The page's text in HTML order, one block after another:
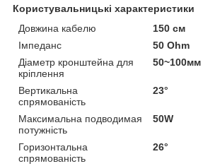
Користувальницькі характеристики
Довжина кабелю
150 см
Імпеданс
50 Ohm
Діаметр кронштейна для
кріплення
50~100мм
Вертикальна
спрямованість
23°
Максимальна подводимая
потужність
50W
Горизонтальна
спрямованість
26°